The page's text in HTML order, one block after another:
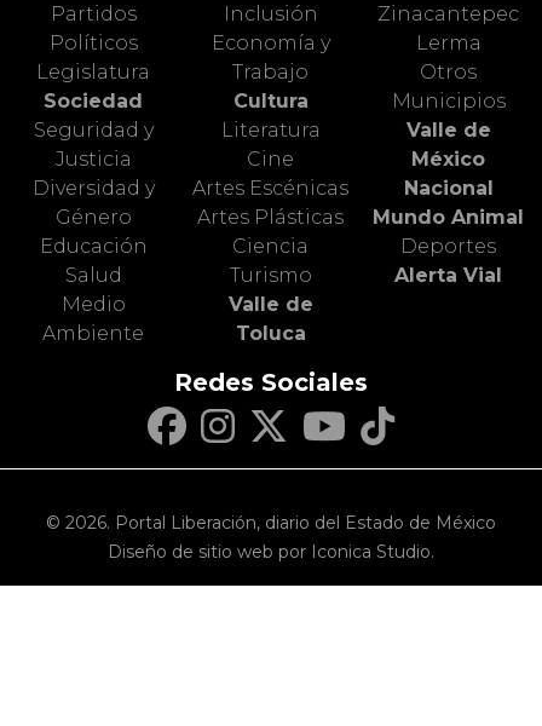
Partidos
Políticos
Legislatura
Sociedad
Seguridad y
Justicia
Diversidad y
Género
Educación
Salud
Medio
Ambiente
Inclusión
Economía y
Trabajo
Cultura
Literatura
Cine
Artes Escénicas
Artes Plásticas
Ciencia
Turismo
Valle de
Toluca
Zinacantepec
Lerma
Otros
Municipios
Valle de
México
Nacional
Mundo Animal
Deportes
Alerta Vial
Redes Sociales
© 2026. Portal Liberación, diario del Estado de México
Diseño de sitio web por Iconica Studio.